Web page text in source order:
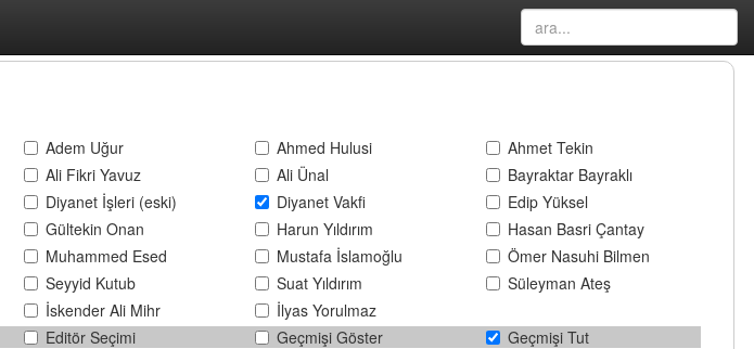
Adem Uğur Ahmed Hulusi
Ahmet Tekin
Ali Fikri Yavuz Ali Ünal
Bayraktar Bayraklı
Diyanet İşleri (eski) Diyanet Vakfi
Edip Yüksel
Gültekin Onan Harun Yıldırım
Hasan Basri Çantay
Muhammed Esed Mustafa İslamoğlu
Ömer Nasuhi Bilmen
Seyyid Kutub Suat Yıldırım
Süleyman Ateş
İskender Ali Mihr
İlyas Yorulmaz
Editör Seçimi Geçmişi Göster Geçmişi Tut